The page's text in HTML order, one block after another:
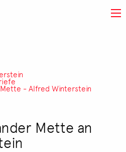
- Alfred Winterstein
Mette an